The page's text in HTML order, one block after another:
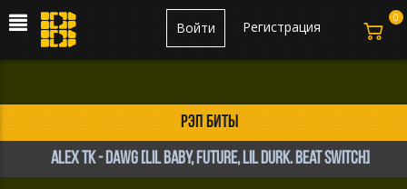
Регистрация
Войти
рэп биты
Alex Tk - DAWG [Lil Baby, Future, Lil Durk. Beat Switch]
0